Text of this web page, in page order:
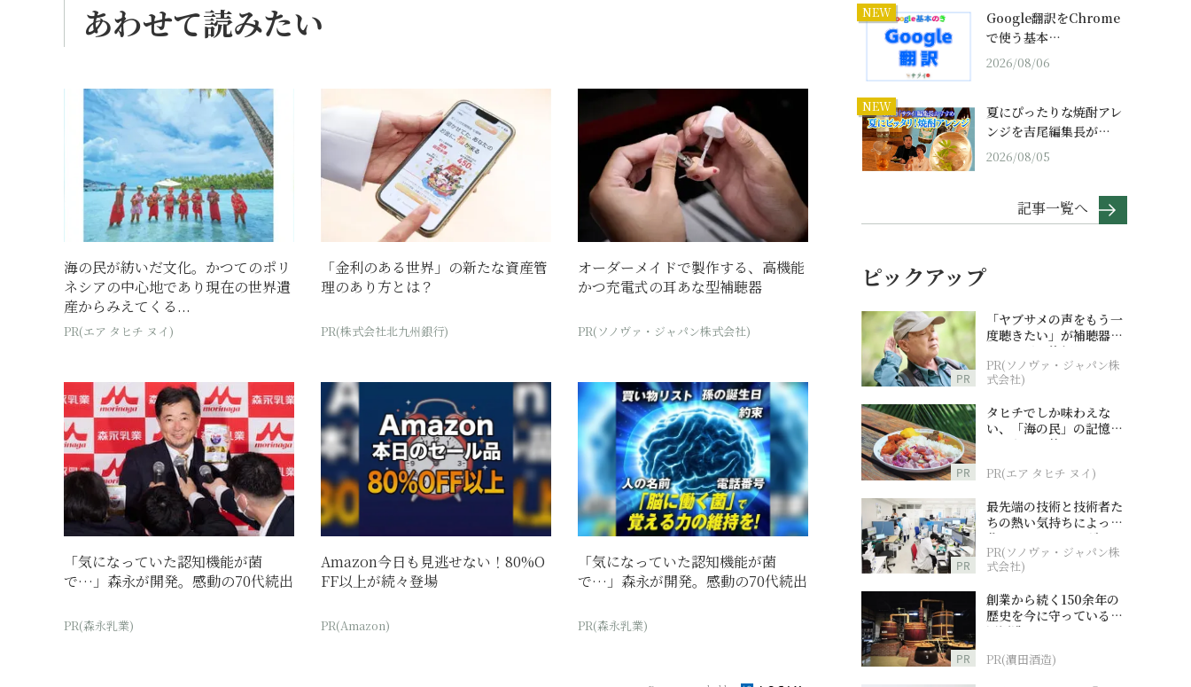
あわせて読みたい
海の民が紡いだ文化。かつてのポリ
ネシアの中心地であり現在の世界遺
産からみえてくる...
PR(エア タヒチ ヌイ)
「金利のある世界」の新たな資産管
理のあり方とは？
PR(株式会社北九州銀行)
オーダーメイドで製作する、高機能
かつ充電式の耳あな型補聴器
PR(ソノヴァ・ジャパン株式会社)
「気になっていた認知機能が菌
で…」森永が開発。感動の70代続出
PR(森永乳業)
Amazon今日も見逃せない！80%O
FF以上が続々登場
PR(Amazon)
「気になっていた認知機能が菌
で…」森永が開発。感動の70代続出
PR(森永乳業)
NEW
Google翻訳をChrome
で使う基本…
2026/08/06
NEW
夏にぴったりな焼酎アレ
ンジを吉尾編集長が…
2026/08/05
記事一覧へ
ピックアップ
PR
「ヤブサメの声をもう一
度聴きたい」が補聴器チ
ャレンジの後押しに
PR(ソノヴァ・ジャパン株
式会社)
PR
タヒチでしか味わえな
い、「海の民」の記憶へ
とつながる旅
PR(エア タヒチ ヌイ)
PR
最先端の技術と技術者た
ちの熱い気持ちによって
作られているオーダーメ
イド補聴器
PR(ソノヴァ・ジャパン株
式会社)
PR
創業から続く150余年の
歴史を今に守っている濵
田酒造
PR(濵田酒造)